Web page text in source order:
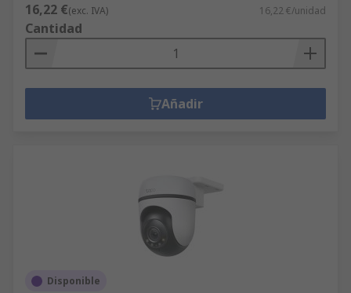
16,22 €(exc. IVA) 16,22 €/unidad
Cantidad
Añadir
Disponible